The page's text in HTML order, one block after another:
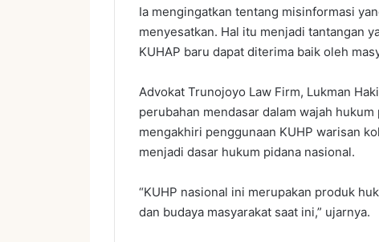
Ia mengingatkan tentang misinformasi
menyesatkan. Hal itu menjadi tantangan
KUHAP baru dapat diterima baik oleh
Advokat Trunojoyo Law Firm, Lukman
perubahan mendasar dalam wajah
mengakhiri penggunaan KUHP warisan
menjadi dasar hukum pidana nasional.
“KUHP nasional ini merupakan produk
dan budaya masyarakat saat ini,” ujarnya.